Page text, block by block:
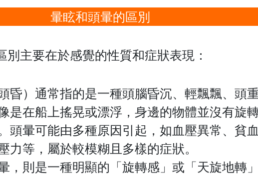
暈眩和頭暈的區別
別主要在於感覺的性質和症狀表現：
昏）通常指的是一種頭腦昏沉、輕飄飄、頭
是在船上搖晃或漂浮，身邊的物體並沒有旋
頭暈可能由多種原因引起，如血壓異常、貧血
力等，屬於較模糊且多樣的症狀。
，則是一種明顯的「旋轉感」或「天旋地轉